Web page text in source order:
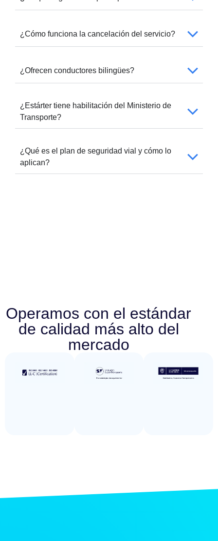
¿Cómo funciona la cancelación del servicio?
¿Ofrecen conductores bilingües?
¿Estárter tiene habilitación del Ministerio de
Transporte?
¿Qué es el plan de seguridad vial y cómo lo
aplican?
Operamos con el estándar
de calidad más alto del
mercado